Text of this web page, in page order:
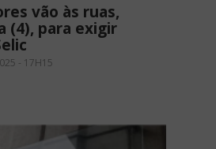
vão às ruas,
(4), para exigir
- 17H15